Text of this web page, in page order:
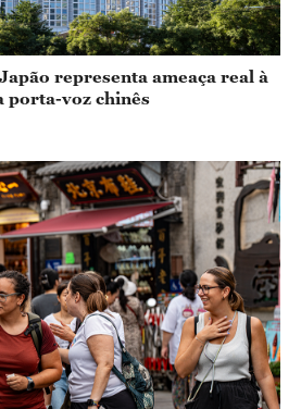
representa ameaça real à
porta-voz chinês